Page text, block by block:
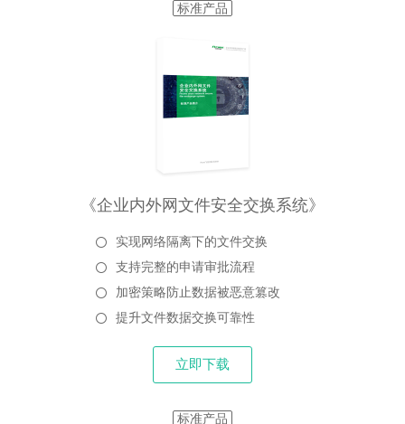
标准产品
《企业内外网文件安全交换系统》
实现网络隔离下的文件交换
支持完整的申请审批流程
加密策略防止数据被恶意篡改
提升文件数据交换可靠性
立即下载
标准产品